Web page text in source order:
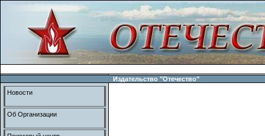
Издательство "Отечество"
Новости
Об Организации